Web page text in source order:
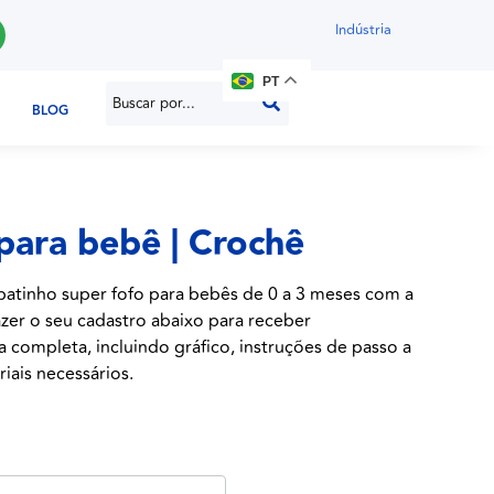
Indústria
BLOG
PT
bebê | Crochê
super fofo para bebês de 0 a 3 meses com a
o seu cadastro abaixo para receber
completa, incluindo gráfico, instruções de passo a
necessários.